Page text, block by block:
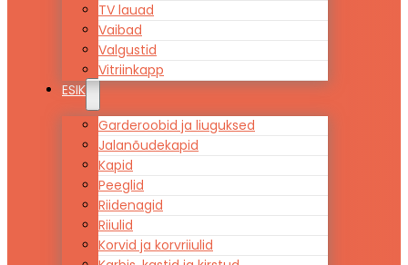
TV lauad
Vaibad
Valgustid
Vitriinkapp
ESIK
Garderoobid ja liuguksed
Jalanõudekapid
Kapid
Peeglid
Riidenagid
Riiulid
Korvid ja korvriiulid